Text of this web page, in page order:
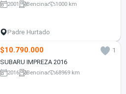
2001 Bencina 1000 km
Padre Hurtado
$10.790.000
1
SUBARU IMPREZA 2016
2016 Bencina 68969 km